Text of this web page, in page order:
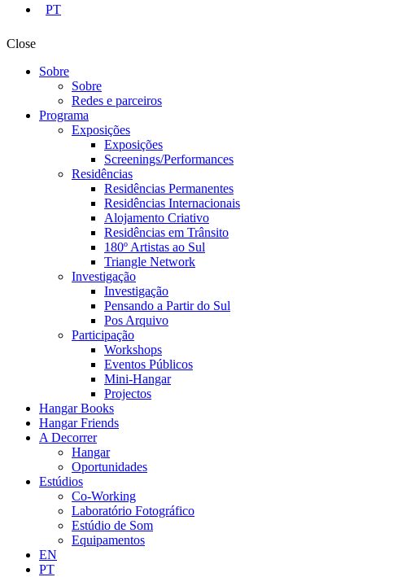
PT
Close
Sobre
Sobre
Redes e parceiros
Programa
Exposições
Exposições
Screenings/Performances
Residências
Residências Permanentes
Residências Internacionais
Alojamento Criativo
Residências em Trânsito
180º Artistas ao Sul
Triangle Network
Investigação
Investigação
Pensando a Partir do Sul
Pos Arquivo
Participação
Workshops
Eventos Públicos
Mini-Hangar
Projectos
Hangar Books
Hangar Friends
A Decorrer
Hangar
Oportunidades
Estúdios
Co-Working
Laboratório Fotográfico
Estúdio de Som
Equipamentos
EN
PT